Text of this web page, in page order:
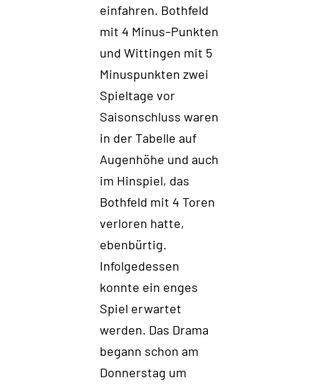
einfahren. Bothfeld
mit 4 Minus–Punkten
und Wittingen mit 5
Minuspunkten zwei
Spieltage vor
Saisonschluss waren
in der Tabelle auf
Augenhöhe und auch
im Hinspiel, das
Bothfeld mit 4 Toren
verloren hatte,
ebenbürtig.
Infolgedessen
konnte ein enges
Spiel erwartet
werden. Das Drama
begann schon am
Donnerstag um